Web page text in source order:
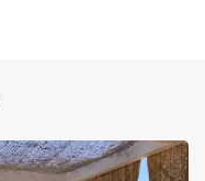
18h30-23h45
12h00-16h30